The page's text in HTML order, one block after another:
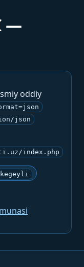
—
oddiy
json
index.php
kegeyli